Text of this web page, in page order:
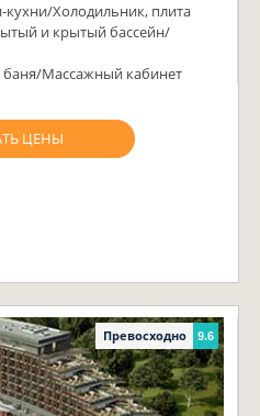
кухни/Холодильник, плита
и крытый бассейн/
баня/Массажный кабинет
ЦЕНЫ
Превосходно 9.6